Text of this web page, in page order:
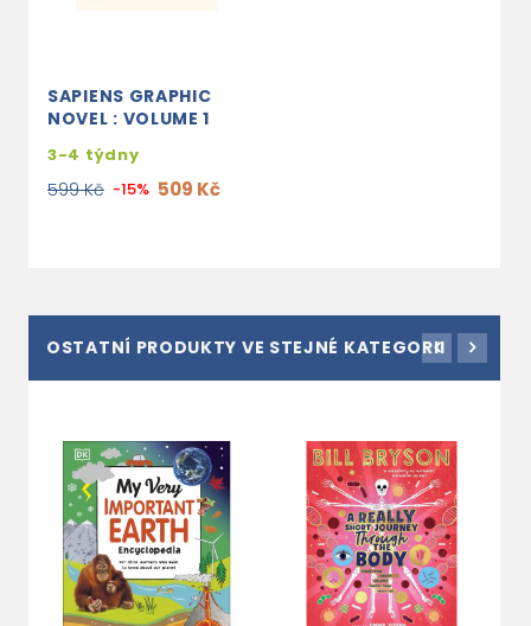
SAPIENS GRAPHIC
NOVEL : VOLUME 1
3-4 týdny
599 Kč -15% 509 Kč
OSTATNÍ PRODUKTY VE STEJNÉ KATEGORII